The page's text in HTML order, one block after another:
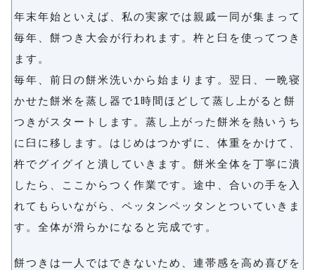
年末年始といえば、私の実家では親戚一同が集まって
毎年、餅つき大会が行われます。杵と臼を使ってつき
ます。
毎年、前日の餅米洗いから始まります。翌日、一晩寝
かせた餅米を蒸し器で1時間ほどして蒸し上がると餅
つきがスタートします。蒸し上がった餅米を熱いうち
に臼に移します。はじめはつかずに、体重をかけて、
杵でグイグイと潰していきます。餅米全体を丁寧に潰
したら、ここからつく作業です。途中、合いの手を入
れてもらいながら、ペッタンペッタンとついていきま
す。全体が滑らかになると完成です。
餅つきは一人ではできないため、連帯感を高め喜びを